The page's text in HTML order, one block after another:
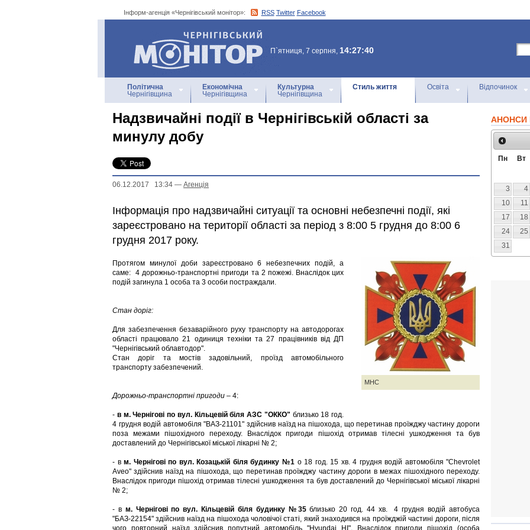
Інформ-агенція «Чернігівський монітор»: RSS Twitter Facebook
Інформ-агенція
«Чернігівський монітор»
П`ятниця, 7 серпня, 14:27:40
Політична
Чернігівщина
Економічна
Чернігівщина
Культурна
Чернігівщина
Стиль життя Освіта Відпочинок
Надзвичайні події в Чернігівській області за
минулу добу
06.12.2017 13:34 — Агенцiя
Інформація про надзвичайні ситуації та основні небезпечні події, які
зареєстровано на території області за період з 8:00 5 грудня до 8:00 6
грудня 2017 року.
МНС
Протягом минулої доби зареєстровано 6 небезпечних подій, а
саме: 4 дорожньо-транспортні пригоди та 2 пожежі. Внаслідок цих
подій загинула 1 особа та 3 особи постраждали.
Стан доріг:
Для забезпечення безаварійного руху транспорту на автодорогах
області працювало 21 одиниця техніки та 27 працівників від ДП
"Чернігівський облавтодор".
Стан доріг та мостів задовільний, проїзд автомобільного
транспорту забезпечений.
Дорожньо-транспортні пригоди – 4:
- в м. Чернігові по вул. Кільцевій біля АЗС "ОККО" близько 18 год.
4 грудня водій автомобіля "ВАЗ-21101" здійснив наїзд на пішохода, що перетинав проїжджу частину дороги
поза межами пішохідного переходу. Внаслідок пригоди пішохід отримав тілесні ушкодження та був
доставлений до Чернігівської міської лікарні № 2;
- вм. Чернігові по вул. Козацькій біля будинку №1 о 18 год. 15 хв. 4 грудня водій автомобіля "Chevrolet
Aveo" здійснив наїзд на пішохода, що перетинав проїжджу частину дороги в межах пішохідного переходу.
Внаслідок пригоди пішохід отримав тілесні ушкодження та був доставлений до Чернігівської міської лікарні
№ 2;
- в м. Чернігові по вул. Кільцевій біля будинку №35близько 20 год. 44 хв. 4 грудня водій автобуса
"БАЗ-22154" здійснив наїзд на пішохода чоловічої статі, який знаходився на проїжджій частині дороги, після
чого повторний наїзд здійснив попутний автомобіль "Hyundai НІ". Внаслідок пригоди пішохід (особа
АНОНСИ
Пн Вт
3
4
10
11
17
18
24
25
31